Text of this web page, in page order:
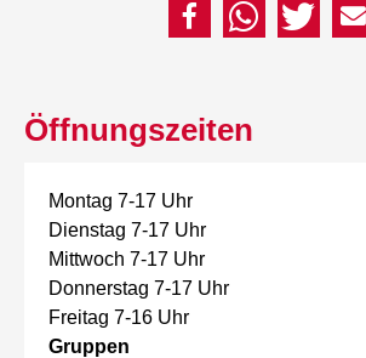
Öffnungszeiten
Montag 7-17 Uhr
Dienstag 7-17 Uhr
Mittwoch 7-17 Uhr
Donnerstag 7-17 Uhr
Freitag 7-16 Uhr
Gruppen